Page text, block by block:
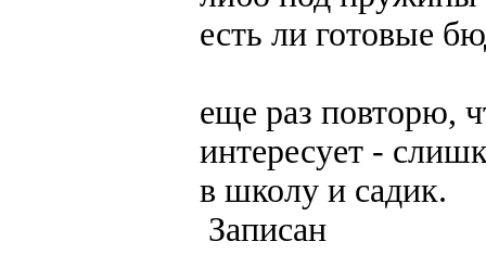
есть ли готовые
еще раз повторю,
интересует -
в школу и садик.
Записан